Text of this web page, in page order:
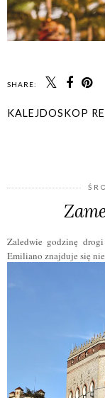
SHARE:
KALEJDOSKOP
Zaledwie godzinę
Emiliano znajduje się